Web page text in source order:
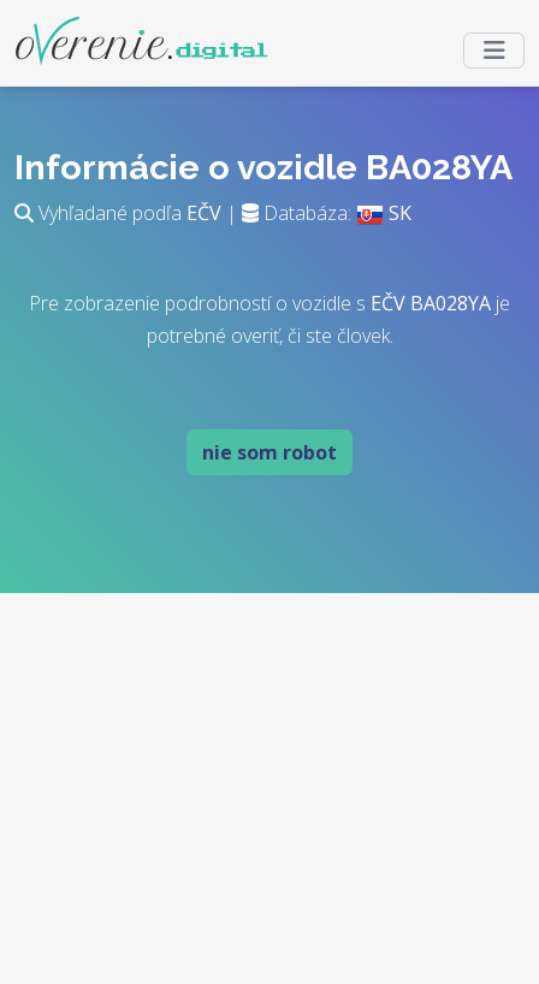
Informácie o vozidle BA028YA
Vyhľadané podľa EČV | Databáza: SK
Pre zobrazenie podrobností o vozidle s EČV BA028YA je
potrebné overiť, či ste človek.
nie som robot